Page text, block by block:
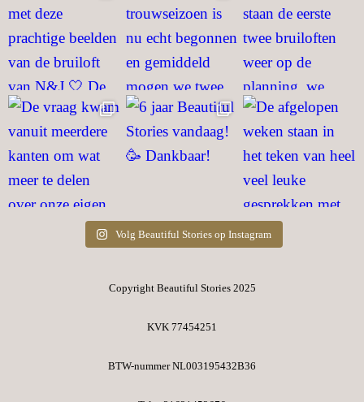
Volg Beautiful Stories op Instagram
Copyright Beautiful Stories 2025
KVK 77454251
BTW-nummer NL003195432B36​